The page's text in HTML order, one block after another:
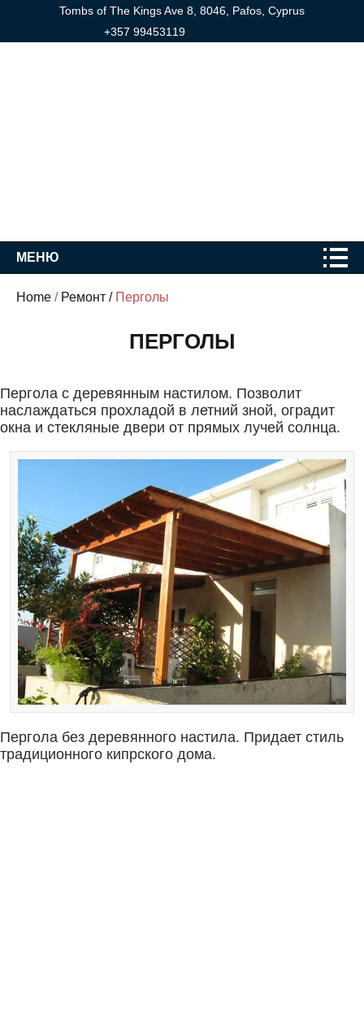
Tombs of The Kings Ave 8, 8046, Pafos, Cyprus
+357 99453119
МЕНЮ
Home / Ремонт / Перголы
ПЕРГОЛЫ
Пергола с деревянным настилом. Позволит
наслаждаться прохладой в летний зной, оградит
окна и стекляные двери от прямых лучей солнца.
Пергола без деревянного настила. Придает стиль
традиционного кипрского дома.